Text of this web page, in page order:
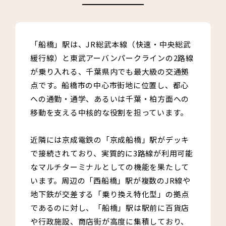
「船橋」駅は、JR総武本線（快速・中央総武
緩行線）と東武アーバンパークラインの2路線
が乗り入れる、千葉県内でも最大級の交通拠
点です。船橋市の中心市街地に位置し、都心
への通勤・通学、あるいは千葉・柏方面への
移動を支える中核的な役割を担っています。
近隣には京成電鉄の「京成船橋」駅がデッキ
で接続されており、実質的に3路線が利用可能
なマルチターミナルとしての機能を果たして
います。周辺の「西船橋」駅が複数のJR線や
地下鉄が交差する「乗り換え特化型」の拠点
であるのに対し、「船橋」駅は駅前に百貨店
や行政施設、商店街が高度に集積しており、